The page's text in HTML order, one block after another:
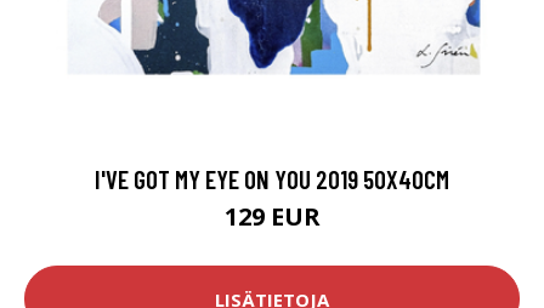
I'VE GOT MY EYE ON YOU 2019 50X40CM
129 EUR
LISÄTIETOJA